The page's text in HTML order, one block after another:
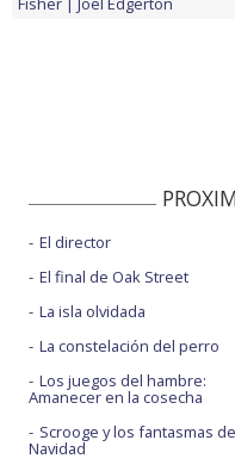
El director
El final de Oak Street
La isla olvidada
La constelación del perro
Los juegos del hambre:
Amanecer en la cosecha
Scrooge y los fantasmas
Navidad